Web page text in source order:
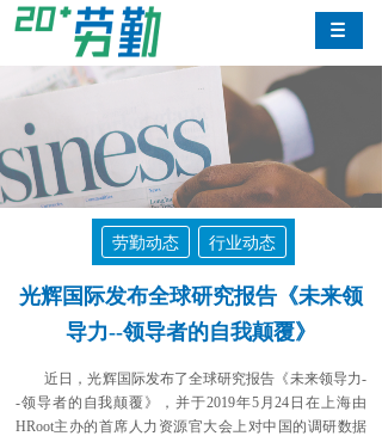
劳勤动态 行业动态
光辉国际发布全球研究报告《未来领
导力--领导者的自我颠覆》
近日，光辉国际发布了全球研究报告《未来领导力-
-领导者的自我颠覆》，并于2019年5月24日在上海由
HRoot主办的首席人力资源官大会上对中国的调研数据